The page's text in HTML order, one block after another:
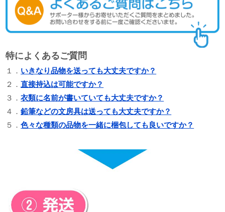
特によくあるご質問
１． いきなり品物を送っても大丈夫ですか？
２．直接持込は可能ですか？
３．衣類に名前が書いていても大丈夫ですか？
４．鉛筆などの文房具は送っても大丈夫ですか？
５．色々な種類の品物を一緒に梱包しても良いですか？